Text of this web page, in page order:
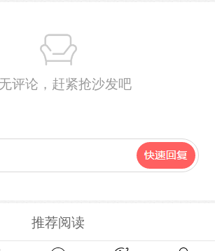
评论，赶紧抢沙发吧
推荐阅读